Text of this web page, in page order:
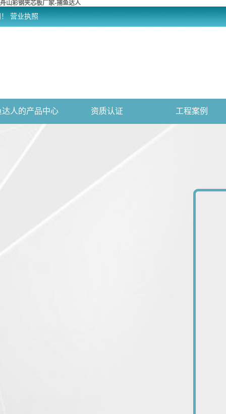
舟山彩钢夹芯板厂家-捕鱼达人
营业执照
达人的产品中心 资质认证 工程案例